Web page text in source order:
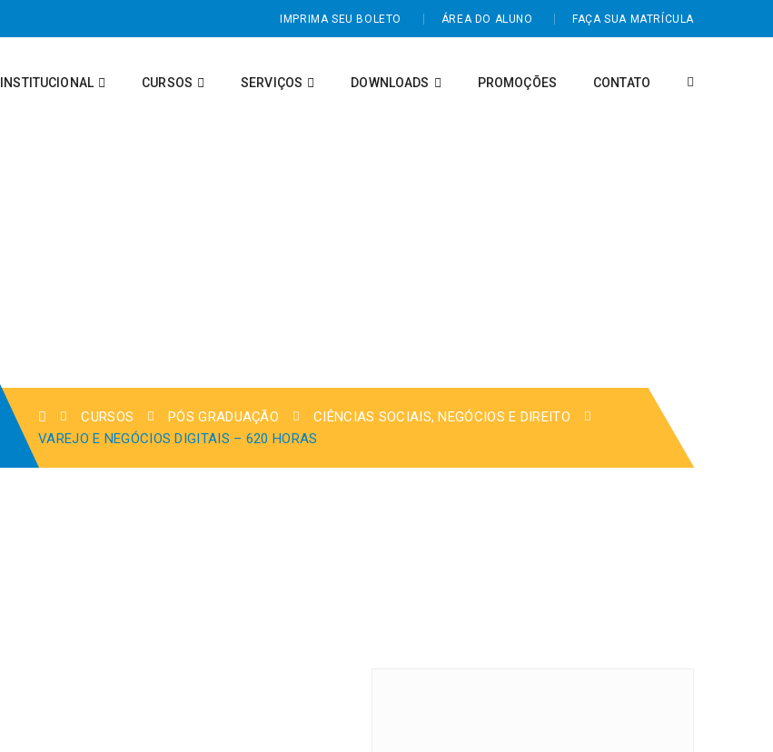
IMPRIMA SEU BOLETO ÁREA DO ALUNO FAÇA SUA MATRÍCULA
INSTITUCIONAL CURSOS SERVIÇOS DOWNLOADS PROMOÇÕES CONTATO
CURSOS PÓS GRADUAÇÃO
CIÊNCIAS SOCIAIS, NEGÓCIOS E DIREITO
VAREJO E NEGÓCIOS DIGITAIS – 620 HORAS